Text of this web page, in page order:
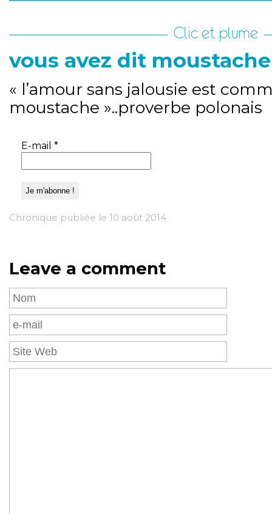
Clic et plume
vous avez dit
« l’amour sans jalousie est
moustache »..proverbe polonais
E-mail *
Chronique publiée le 10 août 2014
Leave a comment